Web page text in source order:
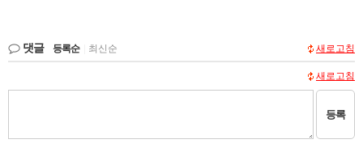
댓글 등록순 최신순 새로고침
새로고침
등록